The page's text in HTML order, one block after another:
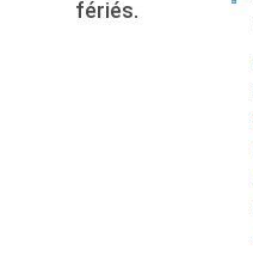
fériés.